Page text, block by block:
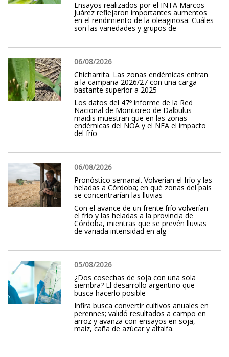
Ensayos realizados por el INTA Marcos
Juárez reflejaron importantes aumentos
en el rendimiento de la oleaginosa. Cuáles
son las variedades y grupos de
06/08/2026
Chicharrita. Las zonas endémicas entran
a la campaña 2026/27 con una carga
bastante superior a 2025
Los datos del 47º informe de la Red
Nacional de Monitoreo de Dalbulus
maidis muestran que en las zonas
endémicas del NOA y el NEA el impacto
del frío
06/08/2026
Pronóstico semanal. Volverían el frío y las
heladas a Córdoba; en qué zonas del país
se concentrarían las lluvias
Con el avance de un frente frío volverían
el frío y las heladas a la provincia de
Córdoba, mientras que se prevén lluvias
de variada intensidad en alg
05/08/2026
¿Dos cosechas de soja con una sola
siembra? El desarrollo argentino que
busca hacerlo posible
Infira busca convertir cultivos anuales en
perennes; validó resultados a campo en
arroz y avanza con ensayos en soja,
maíz, caña de azúcar y alfalfa.